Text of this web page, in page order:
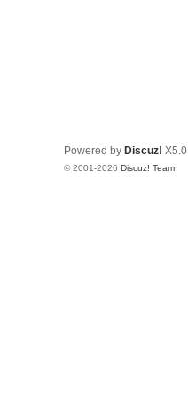
Powered by Discuz! X5.0
© 2001-2026 Discuz! Team